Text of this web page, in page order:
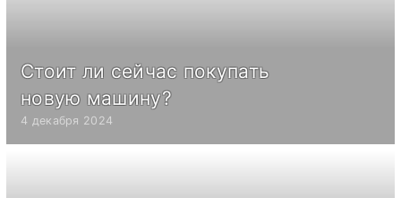
Стоит ли сейчас покупать
новую машину?
4 декабря 2024